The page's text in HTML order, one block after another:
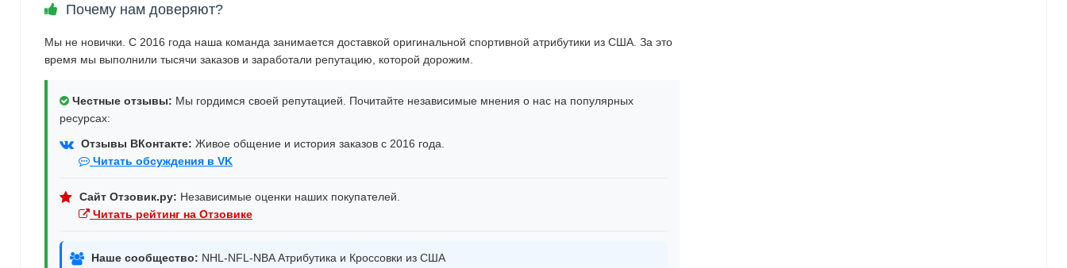
Почему нам доверяют?
Мы не новички. С 2016 года наша команда занимается доставкой оригинальной спортивной атрибутики из США. За это
время мы выполнили тысячи заказов и заработали репутацию, которой дорожим.
Честные отзывы: Мы гордимся своей репутацией. Почитайте независимые мнения о нас на популярных
ресурсах:
Отзывы ВКонтакте: Живое общение и история заказов с 2016 года.
Читать обсуждения в VK
Сайт Отзовик.ру: Независимые оценки наших покупателей.
Читать рейтинг на Отзовике
Наше сообщество: NHL-NFL-NBA Атрибутика и Кроссовки из США